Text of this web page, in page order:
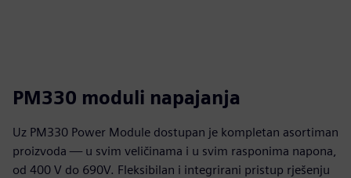
PM330 moduli napajanja
Uz PM330 Power Module dostupan je kompletan asortiman
proizvoda — u svim veličinama i u svim rasponima napona,
od 400 V do 690V. Fleksibilan i integrirani pristup rješenju